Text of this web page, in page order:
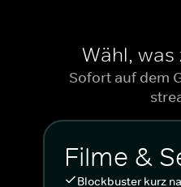
Wähl, was
Sofort auf dem
Filme &
Blockbuster kurz